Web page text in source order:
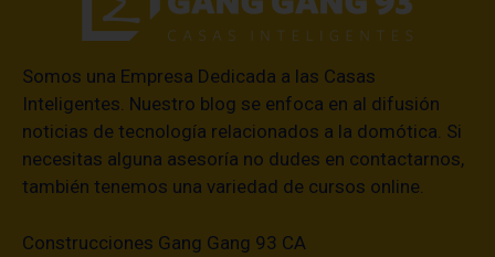
Somos una Empresa Dedicada a las Casas
Inteligentes. Nuestro blog se enfoca en al difusión
noticias de tecnología relacionados a la domótica. Si
necesitas alguna asesoría no dudes en contactarnos,
también tenemos una variedad de cursos online.
Construcciones Gang Gang 93 CA